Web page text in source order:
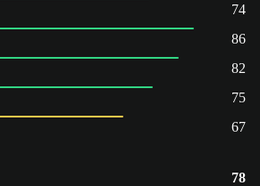
74
86
82
75
67
78